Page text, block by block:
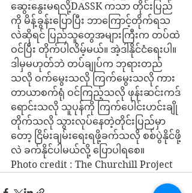
ဆွေးနွေးမရလို့DASSK ကသာ တိုင်းပြည်
ကို မိန့်ခွန်းပြောပြီး ဘာကြောင့်တိုက်ရသ
လဲဆိုရင် ပြည်သူတွေအများကြီးက တပ်ထဲ
ဝင်ပြီး တိုက်ပါလိမ့်မယ်။ အဲ့ဒါနိုင်ငံရေးပါ။
ဒါမှမဟုတ်ဘဲ တပ်ချုပ်က ဘုရားတည်
သလို ဝက်မွေးသလို ကြက်မွေးသလို ကား
တာယာစက်ရုံ ဝင်ကြည့်သလို ဖုန်းဆင်းကဒ်
ရောင်းသလို သူပုန်ကို ကြက်ပေါင်းဟင်းချို
တိုက်သလို သွားလုပ်နေတဲ့တိုင်းပြည်မှာ
တော့ ငြိမ်းချမ်းရေးရဖို့ခက်သလို စစ်ပွဲနိုင်ဖို့
လဲ ခက်နိုင်ပါမယ်လို့ ပြောပါရစေ။
Photo credit : The Churchill Project